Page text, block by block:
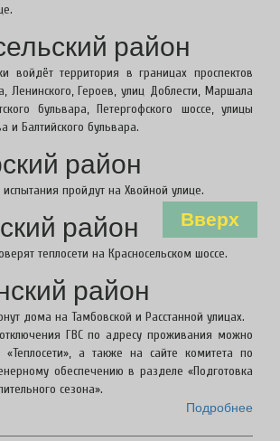
Вверх
район
войдёт территория в границах проспектов
Ленинского, Героев, улиц Доблести, Маршала
бульвара, Петергофского шоссе, улицы
и Балтийского бульвара.
район
испытания пройдут на Хвойной улице.
район
теплосети на Красносельском шоссе.
район
дома на Тамбовской и Расстанной улицах.
ГВС по адресу проживания можно
а также на сайте комитета по
обеспечению в разделе «Подготовка
сезона».
Подробнее